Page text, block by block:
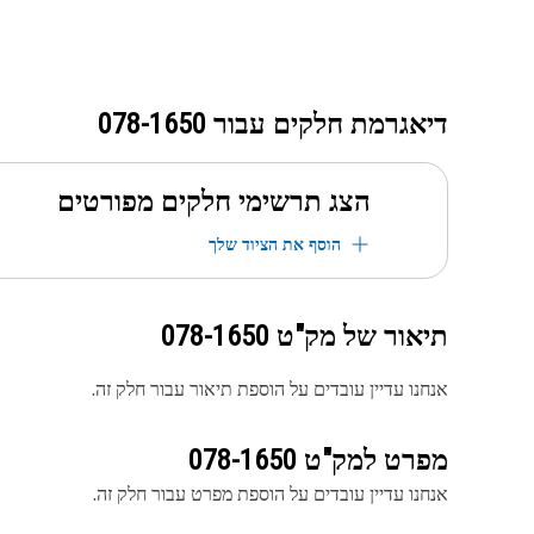
דיאגרמת חלקים עבור 078-1650
הצג תרשימי חלקים מפורטים
הוסף את הציוד שלך
תיאור של מק"ט 078-1650
אנחנו עדיין עובדים על הוספת תיאור עבור חלק זה.
מפרט למק"ט 078-1650
אנחנו עדיין עובדים על הוספת מפרט עבור חלק זה.